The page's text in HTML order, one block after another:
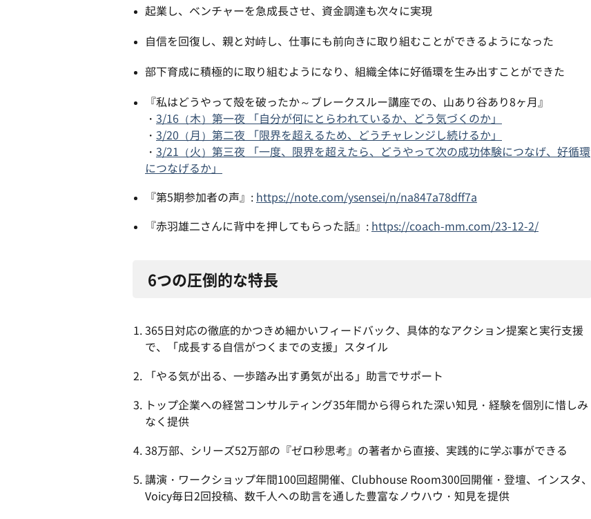
起業し、ベンチャーを急成長させ、資金調達も次々に実現
自信を回復し、親と対峙し、仕事にも前向きに取り組むことができるようになった
部下育成に積極的に取り組むようになり、組織全体に好循環を生み出すことができた
『私はどうやって殻を破ったか～ブレークスルー講座での、山あり谷あり8ヶ月』
・ 3/16（木）第一夜 「自分が何にとらわれているか、どう気づくのか」
・ 3/20（月）第二夜 「限界を超えるため、どうチャレンジし続けるか」
・ 3/21（火）第三夜 「一度、限界を超えたら、どうやって次の成功体験につなげ、好循環
につなげるか」
『第5期参加者の声』: https://note.com/ysensei/n/na847a78dff7a
『赤羽雄二さんに背中を押してもらった話』: https://coach-mm.com/23-12-2/
6つの圧倒的な特長
365日対応の徹底的かつきめ細かいフィードバック、具体的なアクション提案と実行支援
で、「成長する自信がつくまでの支援」スタイル
「やる気が出る、一歩踏み出す勇気が出る」助言でサポート
トップ企業への経営コンサルティング35年間から得られた深い知見・経験を個別に惜しみ
なく提供
38万部、シリーズ52万部の『ゼロ秒思考』の著者から直接、実践的に学ぶ事ができる
講演・ワークショップ年間100回超開催、Clubhouse Room300回開催・登壇、インスタ、
Voicy毎日2回投稿、数千人への助言を通した豊富なノウハウ・知見を提供